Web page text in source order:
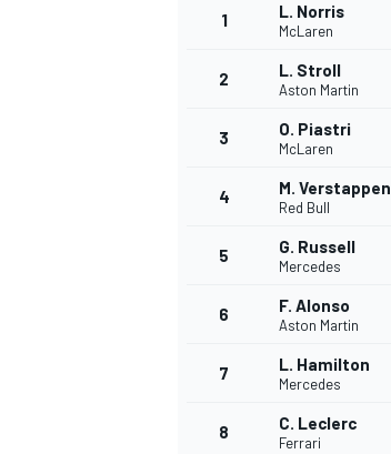
1 L. Norris
McLaren
2 L. Stroll
Aston Martin
3 O. Piastri
McLaren
4 M. Verstappen
Red Bull
5 G. Russell
Mercedes
6 F. Alonso
Aston Martin
7 L. Hamilton
Mercedes
8 C. Leclerc
Ferrari